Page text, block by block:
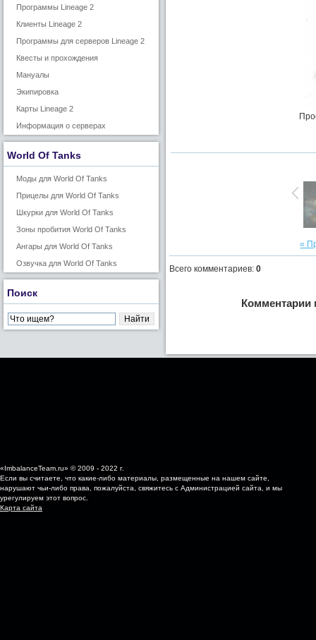
Программы Lineage 2
Клиенты Lineage 2
Программы для серверов Lineage 2
Квесты и прохождения
Мануалы
Экипировка
Карты Lineage 2
Информация о серверах
World Of Tanks
Моды для World Of Tanks
Прицелы для World Of Tanks
Шкурки для World Of Tanks
Зоны пробития World Of Tanks
Ангары для World Of Tanks
Озвучка для World Of Tanks
Поиск
«
Всего комментариев: 0
Комментарии
«ImbalanceTeam.ru» © 2009 - 2022 г.
Если вы считаете, что какие-либо материалы, размещенные на нашем сайте,
нарушают чьи-либо права, пожалуйста, свяжитесь с Администрацией сайта, и мы
урегулируем этот вопрос.
Карта сайта